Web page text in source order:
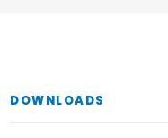
DOWNLOADS